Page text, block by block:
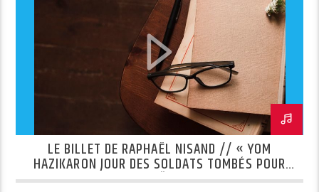
LE BILLET DE RAPHAËL NISAND // « YOM
HAZIKARON JOUR DES SOLDATS TOMBÉS POUR
ISRAËL »